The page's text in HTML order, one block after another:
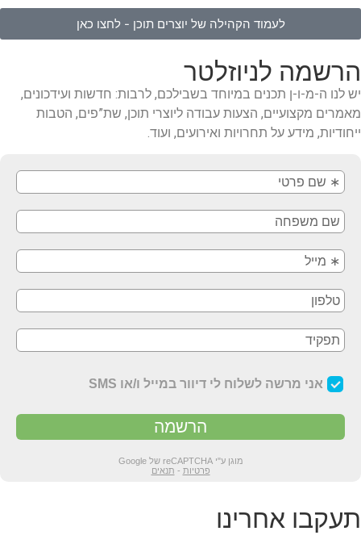
לעמוד הקהילה של יוצרים תוכן - לחצו כאן
הרשמה לניוזלטר
יש לנו ה-מ-ו-ן תכנים במיוחד בשבילכם, לרבות: חדשות ועידכונים,
מאמרים מקצועיים, הצעות עבודה ליוצרי תוכן, שת”פים, הטבות
ייחודיות, מידע על תחרויות ואירועים, ועוד.
תעקבו אחרינו​​